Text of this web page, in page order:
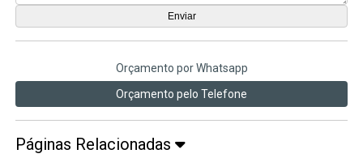
Orçamento por Whatsapp
Orçamento pelo Telefone
Páginas Relacionadas